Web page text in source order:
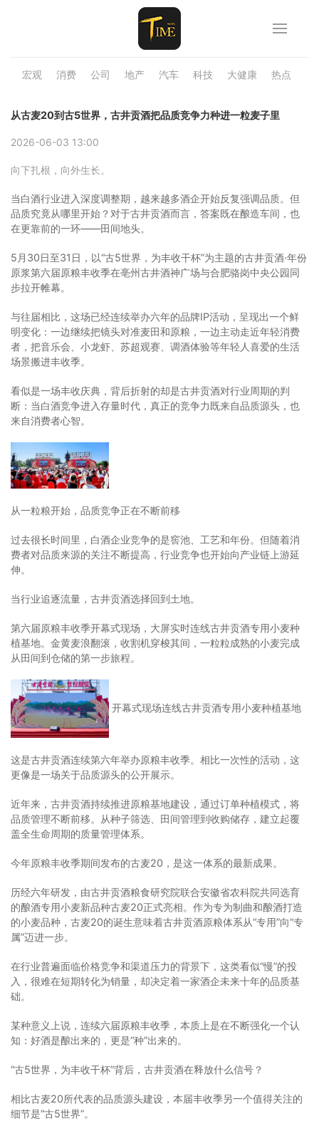
宏观 消费 公司 地产 汽车 科技 大健康 热点
从古麦20到古5世界，古井贡酒把品质竞争力种进一粒麦子里
2026-06-03 13:00
向下扎根，向外生长。
当白酒行业进入深度调整期，越来越多酒企开始反复强调品质。但
品质究竟从哪里开始？对于古井贡酒而言，答案既在酿造车间，也
在更靠前的一环——田间地头。
5月30日至31日，以“古5世界，为丰收干杯”为主题的古井贡酒·年份
原浆第六届原粮丰收季在亳州古井酒神广场与合肥骆岗中央公园同
步拉开帷幕。
与往届相比，这场已经连续举办六年的品牌IP活动，呈现出一个鲜
明变化：一边继续把镜头对准麦田和原粮，一边主动走近年轻消费
者，把音乐会、小龙虾、苏超观赛、调酒体验等年轻人喜爱的生活
场景搬进丰收季。
看似是一场丰收庆典，背后折射的却是古井贡酒对行业周期的判
断：当白酒竞争进入存量时代，真正的竞争力既来自品质源头，也
来自消费者心智。
从一粒粮开始，品质竞争正在不断前移
过去很长时间里，白酒企业竞争的是窖池、工艺和年份。但随着消
费者对品质来源的关注不断提高，行业竞争也开始向产业链上游延
伸。
当行业追逐流量，古井贡酒选择回到土地。
第六届原粮丰收季开幕式现场，大屏实时连线古井贡酒专用小麦种
植基地。金黄麦浪翻滚，收割机穿梭其间，一粒粒成熟的小麦完成
从田间到仓储的第一步旅程。
开幕式现场连线古井贡酒专用小麦种植基地
这是古井贡酒连续第六年举办原粮丰收季。相比一次性的活动，这
更像是一场关于品质源头的公开展示。
近年来，古井贡酒持续推进原粮基地建设，通过订单种植模式，将
品质管理不断前移。从种子筛选、田间管理到收购储存，建立起覆
盖全生命周期的质量管理体系。
今年原粮丰收季期间发布的古麦20，是这一体系的最新成果。
历经六年研发，由古井贡酒粮食研究院联合安徽省农科院共同选育
的酿酒专用小麦新品种古麦20正式亮相。作为专为制曲和酿酒打造
的小麦品种，古麦20的诞生意味着古井贡酒原粮体系从“专用”向“专
属”迈进一步。
在行业普遍面临价格竞争和渠道压力的背景下，这类看似“慢”的投
入，很难在短期转化为销量，却决定着一家酒企未来十年的品质基
础。
某种意义上说，连续六届原粮丰收季，本质上是在不断强化一个认
知：好酒是酿出来的，更是“种”出来的。
“古5世界，为丰收干杯”背后，古井贡酒在释放什么信号？
相比古麦20所代表的品质源头建设，本届丰收季另一个值得关注的
细节是“古5世界”。